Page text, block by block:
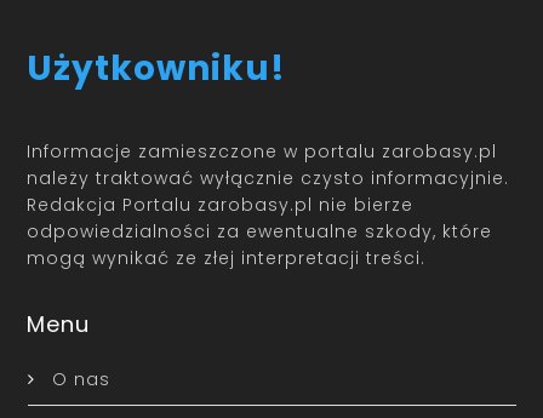
Użytkowniku!
Informacje zamieszczone w portalu zarobasy.pl
należy traktować wyłącznie czysto informacyjnie.
Redakcja Portalu zarobasy.pl nie bierze
odpowiedzialności za ewentualne szkody, które
mogą wynikać ze złej interpretacji treści.
Menu
O nas